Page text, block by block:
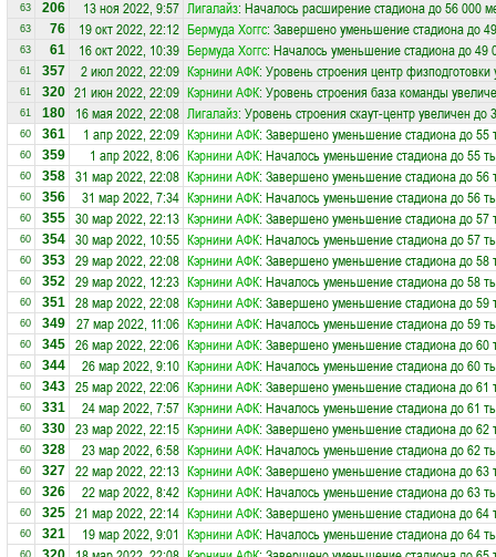
63 206 13 ноя 2022, 9:57 Лигалайз: Началось расширение стадиона до 56 000
63 76 19 окт 2022, 22:12 Бермуда Хоггс: Завершено уменьшение стадиона до
63 61 16 окт 2022, 10:39 Бермуда Хоггс: Началось уменьшение стадиона до 49
61 357 2 июл 2022, 22:09 Кэрнини АФК: Уровень строения центр
61 320 21 июн 2022, 22:09 Кэрнини АФК: Уровень строения база команды
61 180 16 мая 2022, 22:08 Лигалайз: Уровень строения скаут-центр увеличен до
60 361 1 апр 2022, 22:09 Кэрнини АФК: Завершено уменьшение стадиона до 55
60 359 1 апр 2022, 8:06 Кэрнини АФК: Началось уменьшение стадиона до 55
60 358 31 мар 2022, 22:08 Кэрнини АФК: Завершено уменьшение стадиона до 56
60 356 31 мар 2022, 7:34 Кэрнини АФК: Началось уменьшение стадиона до 56
60 355 30 мар 2022, 22:13 Кэрнини АФК: Завершено уменьшение стадиона до 57
60 354 30 мар 2022, 10:55 Кэрнини АФК: Началось уменьшение стадиона до 57
60 353 29 мар 2022, 22:08 Кэрнини АФК: Завершено уменьшение стадиона до 58
60 352 29 мар 2022, 12:23 Кэрнини АФК: Началось уменьшение стадиона до 58
60 351 28 мар 2022, 22:08 Кэрнини АФК: Завершено уменьшение стадиона до 59
60 349 27 мар 2022, 11:06 Кэрнини АФК: Началось уменьшение стадиона до 59
60 345 26 мар 2022, 22:06 Кэрнини АФК: Завершено уменьшение стадиона до 60
60 344 26 мар 2022, 9:10 Кэрнини АФК: Началось уменьшение стадиона до 60
60 343 25 мар 2022, 22:06 Кэрнини АФК: Завершено уменьшение стадиона до 61
60 331 24 мар 2022, 7:57 Кэрнини АФК: Началось уменьшение стадиона до 61
60 330 23 мар 2022, 22:15 Кэрнини АФК: Завершено уменьшение стадиона до 62
60 328 23 мар 2022, 6:58 Кэрнини АФК: Началось уменьшение стадиона до 62
60 327 22 мар 2022, 22:13 Кэрнини АФК: Завершено уменьшение стадиона до 63
60 326 22 мар 2022, 8:42 Кэрнини АФК: Началось уменьшение стадиона до 63
60 325 21 мар 2022, 22:14 Кэрнини АФК: Завершено уменьшение стадиона до 64
60 321 19 мар 2022, 9:01 Кэрнини АФК: Началось уменьшение стадиона до 64
60